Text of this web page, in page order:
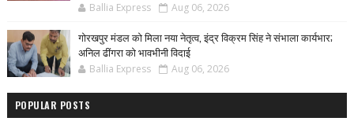
Ballia Express Aug 06, 2026
गोरखपुर मंडल को मिला नया नेतृत्व, इंद्र विक्रम सिंह ने संभाला कार्यभार;
अनिल ढींगरा को भावभीनी विदाई
Ballia Express Aug 06, 2026
POPULAR POSTS